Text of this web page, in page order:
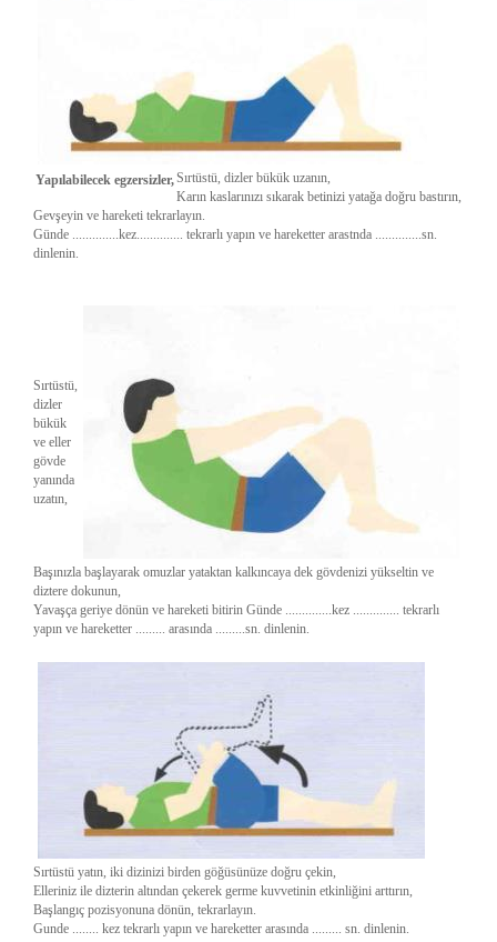
Yapılabilecek egzersizler,Sırtüstü, dizler bükük uzanın,
Karın kaslarınızı sıkarak betinizi yatağa doğru bastırın,
Gevşeyin ve hareketi tekrarlayın.
Günde ..............kez.............. tekrarlı yapın ve hareketter arastnda ..............sn.
dinlenin.
Sırtüstü,
dizler
bükük
ve eller
gövde
yanında
uzatın,
Başınızla başlayarak omuzlar yataktan kalkıncaya dek gövdenizi yükseltin ve
diztere dokunun,
Yavaşça geriye dönün ve hareketi bitirin Günde ..............kez .............. tekrarlı
yapın ve hareketter ......... arasında .........sn. dinlenin.
Sırtüstü yatın, iki dizinizi birden göğüsünüze doğru çekin,
Elleriniz ile dizterin altından çekerek germe kuvvetinin etkinliğini arttırın,
Başlangıç pozisyonuna dönün, tekrarlayın.
Gunde ........ kez tekrarlı yapın ve hareketter arasında ......... sn. dinlenin.